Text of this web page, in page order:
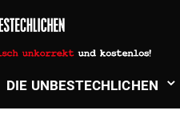
DIE UNBE­STECH­LICHEN
& Unglaubliches